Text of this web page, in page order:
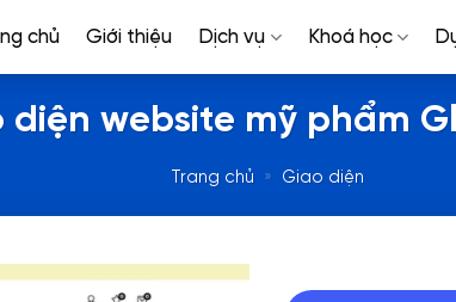
chủ Giới thiệu Dịch vụ Khoá học
diện website mỹ phẩm
Trang chủ » Giao diện